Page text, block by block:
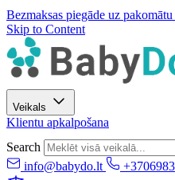
Bezmaksas piegāde uz
Skip to Content
Veikals
Klientu apkalpošana
Search
info@babydo.lt